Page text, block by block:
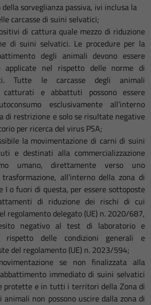
sorveglianza passiva, ivi inclusa la
carcasse di suini selvatici;
di cattura quale mezzo di riduzione
di suini selvatici. Le procedure per la
degli animali devono essere
applicate nel rispetto delle norme di
Tutte le carcasse degli animali
catturati e abbattuti possono essere
esclusivamente all’interno
di restrizione e solo se risultate negative
per ricerca del virus PSA;
la movimentazione di carni di suini
e destinati alla commercializzazione
umano, direttamente verso uno
all’interno della zona di
I o fuori di questa, per essere sottoposte
di riduzione dei rischi di cui
regolamento delegato (UE) n. 2020/687,
negativo al test di laboratorio e
rispetto delle condizioni generali e
del regolamento (UE) n. 2023/594;
se non finalizzata alla
immediato di suini selvatici
protette e in tutti i territori della Zona di
animali non possono uscire dalla zona di